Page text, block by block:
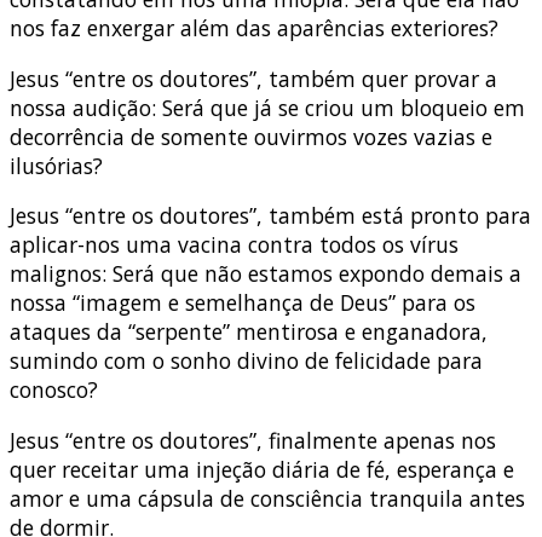
nos faz enxergar além das aparências exteriores?
Jesus “entre os doutores”, também quer provar a
nossa audição: Será que já se criou um bloqueio em
decorrência de somente ouvirmos vozes vazias e
ilusórias?
Jesus “entre os doutores”, também está pronto para
aplicar-nos uma vacina contra todos os vírus
malignos: Será que não estamos expondo demais a
nossa “imagem e semelhança de Deus” para os
ataques da “serpente” mentirosa e enganadora,
sumindo com o sonho divino de felicidade para
conosco?
Jesus “entre os doutores”, finalmente apenas nos
quer receitar uma injeção diária de fé, esperança e
amor e uma cápsula de consciência tranquila antes
de dormir.